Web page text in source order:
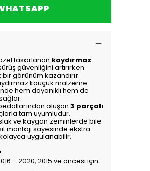
tasarlanan kaydırmaz
güvenliğini artırırken
bir görünüm kazandırır.
kauçuk malzeme
hem dayanıklı hem de
oluşan 3 parçalı
tam uyumludur.
ve kaygan zeminlerde bile
montajı sayesinde ekstra
uygulanabilir.
– 2020, 2015 ve öncesi için